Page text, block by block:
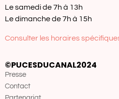
Le samedi de 7h à 13h
Le dimanche de 7h à 15h
Consulter les horaires
©PUCESDUCANAL2024
Presse
Contact